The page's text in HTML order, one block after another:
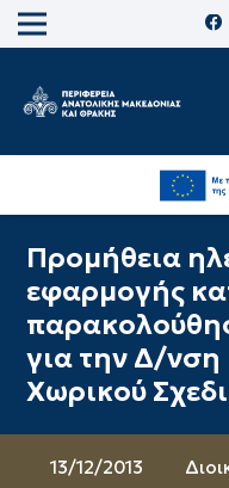
Προμήθεια
εφαρμογής
για την Δ/νση
Χωρικού
13/12/2013